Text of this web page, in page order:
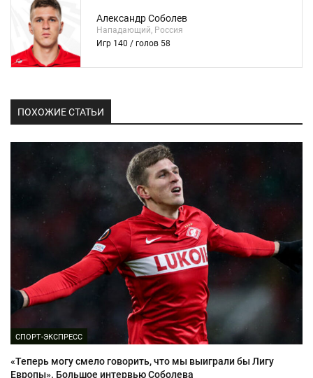
Александр Соболев
Нападающий, Россия
Игр 140 / голов 58
ПОХОЖИЕ СТАТЬИ
СПОРТ-ЭКСПРЕСС
«Теперь могу смело говорить, что мы выиграли бы Лигу
Европы». Большое интервью Соболева